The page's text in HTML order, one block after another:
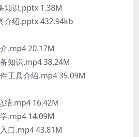
知识.pptx 1.38M
介绍.pptx 432.94kb
.mp4 20.17M
知识.mp4 38.24M
工具介绍.mp4 35.09M
结.mp4 16.42M
.mp4 14.09M
口.mp4 43.81M